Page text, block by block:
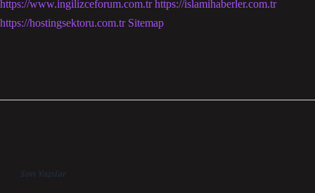
https://www.ingilizceforum.com.tr https://islamihaberler.com.tr
https://hostingsektoru.com.tr Sitemap
Son Yazılar